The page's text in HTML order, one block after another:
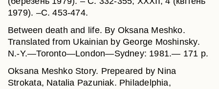
1979). –С. 453-474.
Between death and life. By Oksana Meshko.
Translated from Ukainian by George Moshinsky.
N.-Y.—Toronto—London—Sydney: 1981.— 171 p.
Oksana Meshko Story. Prepeared by Nina
Strokata, Natalia Pazuniak. Philadelphia,